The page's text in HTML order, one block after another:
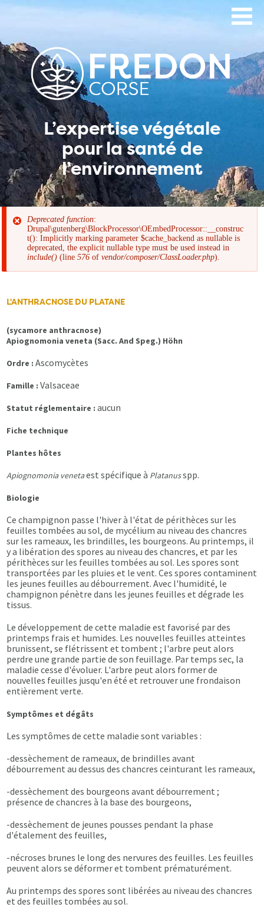
Aller
L’expertise végétale
pour la santé de
l’environnement
Message
d'erreur
Deprecated function:
Drupal\gutenberg\BlockProcessor\OEmbedProcessor::__construc
t(): Implicitly marking parameter $cache_backend as nullable is
deprecated, the explicit nullable type must be used instead in
include() (line576 ofvendor/composer/ClassLoader.php).
L'ANTHRACNOSE DU PLATANE
(sycamore anthracnose)
Apiognomonia veneta (Sacc. And Speg.) Höhn
Ordre :Ascomycètes
Famille :Valsaceae
Statut réglementaire : aucun
Fiche technique
Plantes hôtes
Apiognomonia venetaest spécifique à Platanusspp.
Biologie
Ce champignon passe l'hiver à l'état de périthèces sur les
feuilles tombées au sol, de mycélium au niveau des chancres
sur les rameaux, les brindilles, les bourgeons. Au printemps, il
y a libération des spores au niveau des chancres, et par les
périthèces sur les feuilles tombées au sol. Les spores sont
transportées par les pluies et le vent. Ces spores contaminent
les jeunes feuilles au débourrement. Avec l'humidité, le
champignon pénètre dans les jeunes feuilles et dégrade les
tissus.
Le développement de cette maladie est favorisé par des
printemps frais et humides. Les nouvelles feuilles atteintes
brunissent, se flétrissent et tombent ; l'arbre peut alors
perdre une grande partie de son feuillage. Par temps sec, la
maladie cesse d'évoluer. L'arbre peut alors former de
nouvelles feuilles jusqu'en été et retrouver une frondaison
entièrement verte.
Symptômes et dégâts
Les symptômes de cette maladie sont variables :
-dessèchement de rameaux, de brindilles avant
débourrement au dessus des chancres ceinturant les rameaux,
-dessèchement des bourgeons avant débourrement ;
présence de chancres à la base des bourgeons,
-dessèchement de jeunes pousses pendant la phase
d'étalement des feuilles,
-nécroses brunes le long des nervures des feuilles. Les feuilles
peuvent alors se déformer et tombent prématurément.
Au printemps des spores sont libérées au niveau des chancres
et des feuilles tombées au sol.